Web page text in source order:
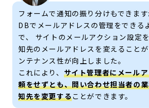
フォームで通知の振り分けもできま
DBでメールアドレスの管理をできる
で、 サイトのメールアクション設定
知先のメールアドレスを変えること
ンテナンス性が向上しました。
これにより、 サイト管理者にメール
頼をせずとも、問い合わせ担当者の
知先を変更することができます。